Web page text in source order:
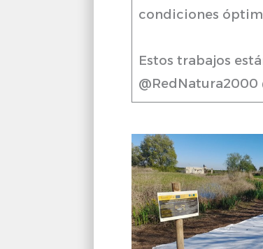
condiciones
Estos trabajos